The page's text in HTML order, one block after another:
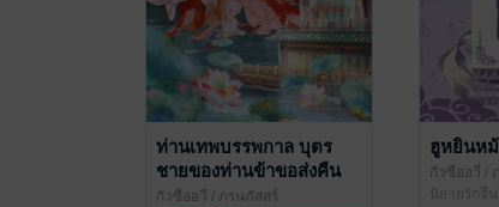
ท่านเทพบรรพกาล บุตร
ชายของท่านข้าขอส่งคืน
กัวซืออวี่ / ภรนภัสสร์
ฮูหยินห
กัวซืออวี่ /
นิยายรักจี